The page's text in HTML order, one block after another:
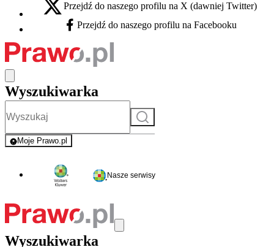
X - otwiera się w nowej karcie
Przejdź do naszego profilu na X (dawniej Twitter)
Facebook - otwiera się w nowej karcie
Przejdź do naszego profilu na Facebooku
Wyszukiwarka
Szukaj
Moje Prawo.pl
- rejestracja i logowanie do serwisu
Nasze serwisy
Wyszukiwarka